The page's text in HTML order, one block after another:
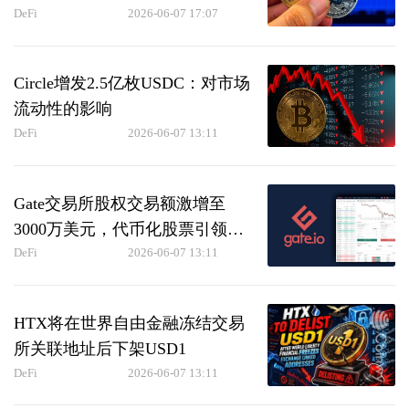
DeFi 2026-06-07 17:07
Circle增发2.5亿枚USDC：对市场
流动性的影响
DeFi 2026-06-07 13:11
Gate交易所股权交易额激增至
3000万美元，代币化股票引领加
密市场融合
DeFi 2026-06-07 13:11
HTX将在世界自由金融冻结交易
所关联地址后下架USD1
DeFi 2026-06-07 13:11